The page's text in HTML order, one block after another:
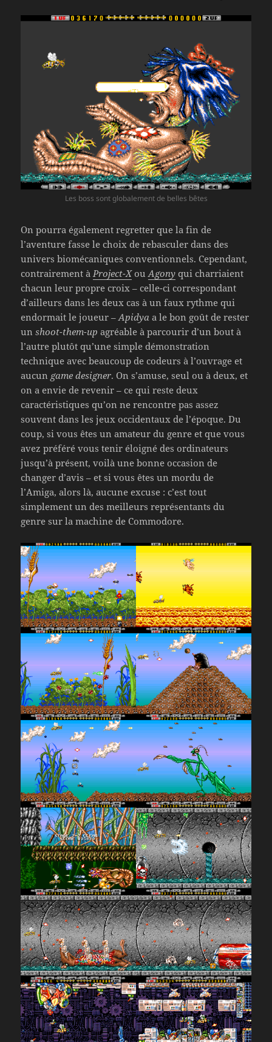
Les boss sont globalement de belles bêtes
On pourra également regretter que la fin de
l’aventure fasse le choix de rebasculer dans des
univers biomécaniques conventionnels. Cependant,
contrairement à Project-XouAgony qui charriaient
chacun leur propre croix – celle-ci correspondant
d’ailleurs dans les deux cas à un faux rythme qui
endormait le joueur –Apidya a le bon goût de rester
unshoot-them-up agréable à parcourir d’un bout à
l’autre plutôt qu’une simple démonstration
technique avec beaucoup de codeurs à l’ouvrage et
aucun game designer. On s’amuse, seul ou à deux, et
on a envie de revenir – ce qui reste deux
caractéristiques qu’on ne rencontre pas assez
souvent dans les jeux occidentaux de l’époque. Du
coup, si vous êtes un amateur du genre et que vous
avez préféré vous tenir éloigné des ordinateurs
jusqu’à présent, voilà une bonne occasion de
changer d’avis – et si vous êtes un mordu de
l’Amiga, alors là, aucune excuse : c’est tout
simplement un des meilleurs représentants du
genre sur la machine de Commodore.